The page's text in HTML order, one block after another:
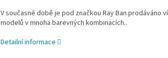
V současné době je pod značkou Ray Ban prodáváno
modelů v mnoha barevných kombinacích..
Detailní informace